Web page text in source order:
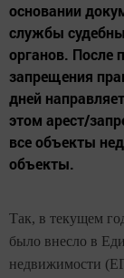
основании
службы
органов. После
запрещения
дней
этом арест/
все объекты
объекты.
Так, в текущем
было внесло в
недвижимости